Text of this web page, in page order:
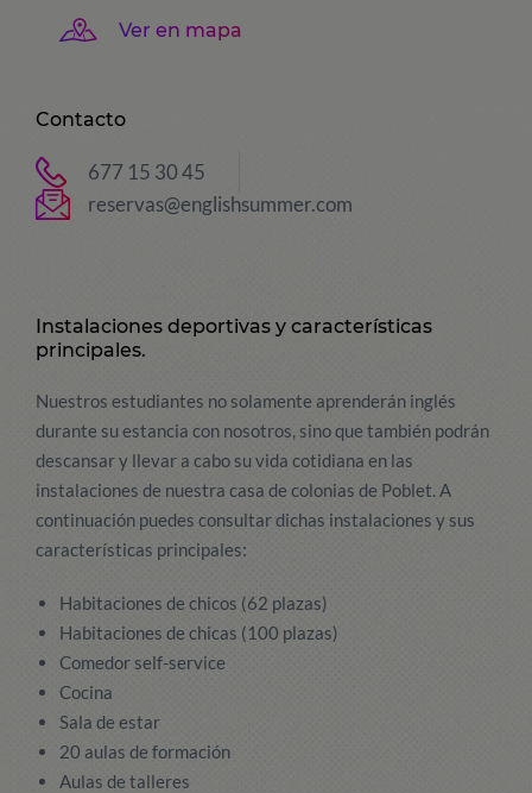
Ver en mapa
Contacto
677 15 30 45
reservas@englishsummer.com
Instalaciones deportivas y características
principales.
Nuestros estudiantes no solamente aprenderán inglés
durante su estancia con nosotros, sino que también podrán
descansar y llevar a cabo su vida cotidiana en las
instalaciones de nuestra casa de colonias de Poblet. A
continuación puedes consultar dichas instalaciones y sus
características principales:
Habitaciones de chicos (62 plazas)
Habitaciones de chicas (100 plazas)
Comedor self-service
Cocina
Sala de estar
20 aulas de formación
Aulas de talleres